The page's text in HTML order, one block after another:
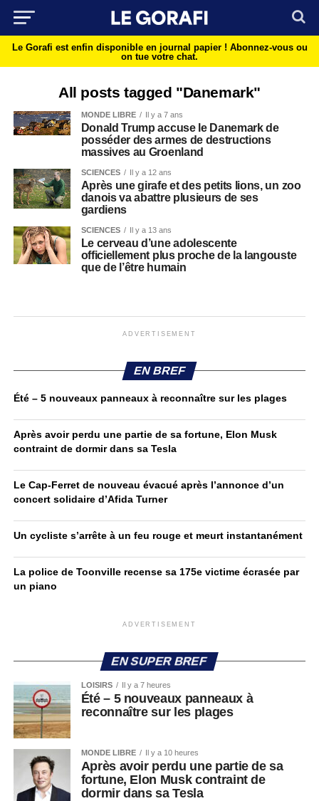
Le Gorafi est enfin disponible en journal papier ! Abonnez-vous ou
on tue votre chat.
All posts tagged "Danemark"
MONDE LIBRE Il y a 7 ans
Donald Trump accuse le Danemark de
posséder des armes de destructions
massives au Groenland
SCIENCES Il y a 12 ans
Après une girafe et des petits lions, un zoo
danois va abattre plusieurs de ses
gardiens
SCIENCES Il y a 13 ans
Le cerveau d’une adolescente
officiellement plus proche de la langouste
que de l’être humain
ADVERTISEMENT
EN BREF
Été – 5 nouveaux panneaux à reconnaître sur les plages
Après avoir perdu une partie de sa fortune, Elon Musk
contraint de dormir dans sa Tesla
Le Cap-Ferret de nouveau évacué après l’annonce d’un
concert solidaire d’Afida Turner
Un cycliste s’arrête à un feu rouge et meurt instantanément
La police de Toonville recense sa 175e victime écrasée par
un piano
ADVERTISEMENT
EN SUPER BREF
LOISIRS Il y a 7 heures
Été – 5 nouveaux panneaux à
reconnaître sur les plages
MONDE LIBRE Il y a 10 heures
Après avoir perdu une partie de sa
fortune, Elon Musk contraint de
dormir dans sa Tesla